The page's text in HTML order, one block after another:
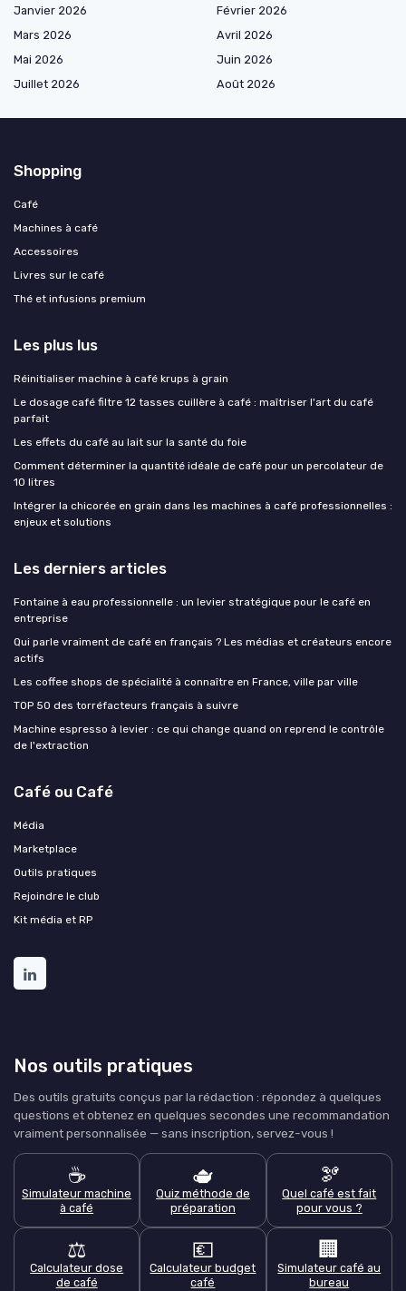
Janvier 2026
Février 2026
Mars 2026
Avril 2026
Mai 2026
Juin 2026
Juillet 2026
Août 2026
Shopping
Café
Machines à café
Accessoires
Livres sur le café
Thé et infusions premium
Les plus lus
Réinitialiser machine à café krups à grain
Le dosage café filtre 12 tasses cuillère à café : maîtriser l'art du café
parfait
Les effets du café au lait sur la santé du foie
Comment déterminer la quantité idéale de café pour un percolateur de
10 litres
Intégrer la chicorée en grain dans les machines à café professionnelles :
enjeux et solutions
Les derniers articles
Fontaine à eau professionnelle : un levier stratégique pour le café en
entreprise
Qui parle vraiment de café en français ? Les médias et créateurs encore
actifs
Les coffee shops de spécialité à connaître en France, ville par ville
TOP 50 des torréfacteurs français à suivre
Machine espresso à levier : ce qui change quand on reprend le contrôle
de l'extraction
Café ou Café
Média
Marketplace
Outils pratiques
Rejoindre le club
Kit média et RP
Nos outils pratiques
Des outils gratuits conçus par la rédaction : répondez à quelques
questions et obtenez en quelques secondes une recommandation
vraiment personnalisée — sans inscription, servez-vous !
☕
Simulateur machine
à café
🫖
Quiz méthode de
préparation
🫘
Quel café est fait
pour vous ?
⚖️
Calculateur dose
de café
💶
Calculateur budget
café
🏢
Simulateur café au
bureau